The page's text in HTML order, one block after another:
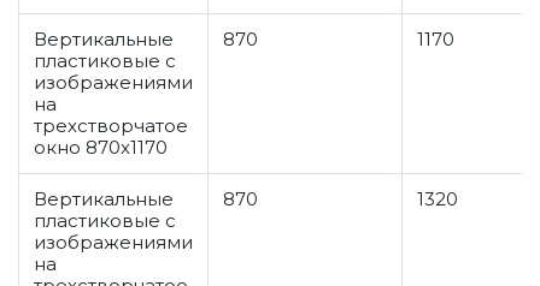
Вертикальные
пластиковые с
изображениями
на
трехстворчатое
окно 870x1170
870 1170
Вертикальные
пластиковые с
изображениями
на
870 1320